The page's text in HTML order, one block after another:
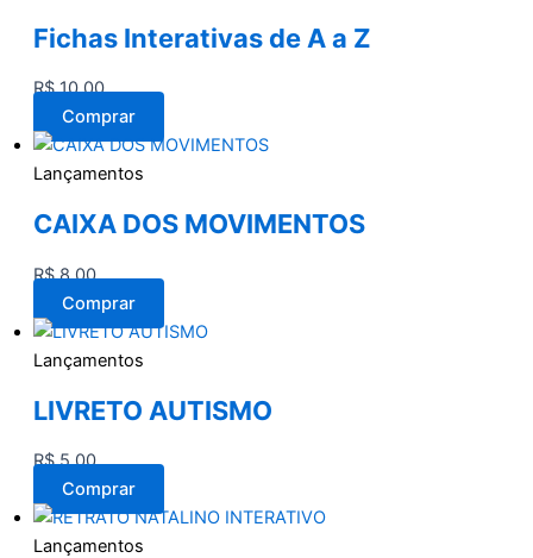
Fichas Interativas de A a Z
R$10,00
Comprar
Lançamentos
CAIXA DOS MOVIMENTOS
R$8,00
Comprar
Lançamentos
LIVRETO AUTISMO
R$5,00
Comprar
Lançamentos